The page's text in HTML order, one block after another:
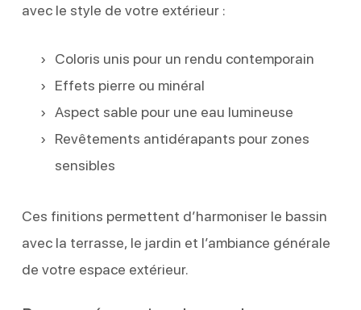
avec le style de votre extérieur :
Coloris unis pour un rendu contemporain
Effets pierre ou minéral
Aspect sable pour une eau lumineuse
Revêtements antidérapants pour zones
sensibles
Ces finitions permettent d’harmoniser le bassin
avec la terrasse, le jardin et l’ambiance générale
de votre espace extérieur.